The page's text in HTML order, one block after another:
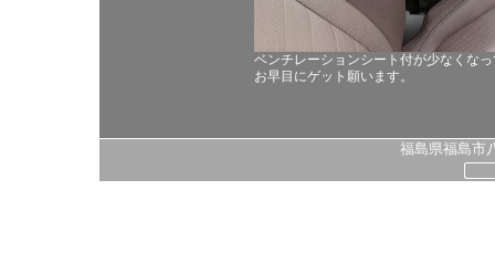
ベンチレーションシート付が少なくな
お早目にゲット願います。
福島県福島市